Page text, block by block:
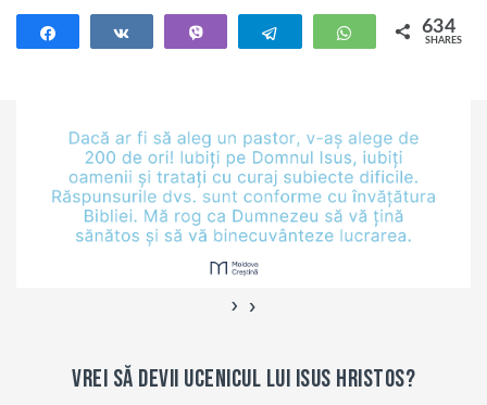
Telegram WhatsApp
634
SHARES
‹ ›
Vrei să devii ucenicul lui Isus Hristos?